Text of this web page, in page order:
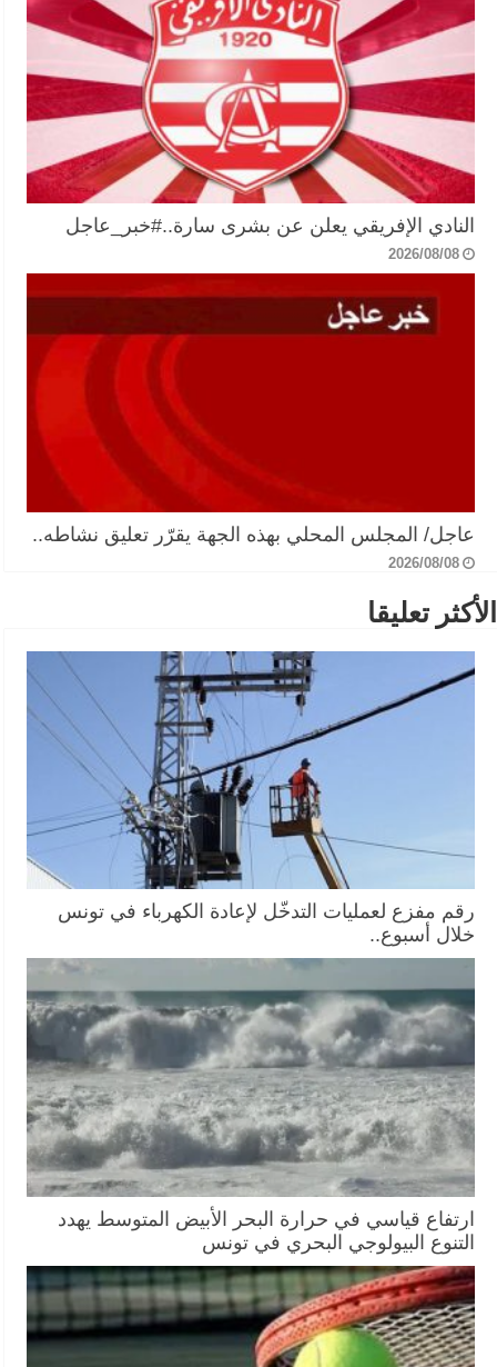
النادي الإفريقي يعلن عن بشرى سارة..#خبر_عاجل
2026/08/08
عاجل/ المجلس المحلي بهذه الجهة يقرّر تعليق نشاطه..
2026/08/08
الأكثر تعليقا
رقم مفزع لعمليات التدخّل لإعادة الكهرباء في تونس
خلال أسبوع..
ارتفاع قياسي في حرارة البحر الأبيض المتوسط يهدد
التنوع البيولوجي البحري في تونس